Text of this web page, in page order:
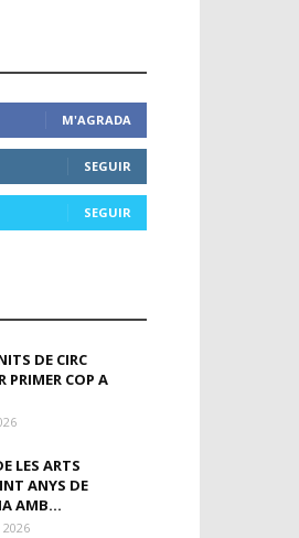
M'AGRADA
SEGUIR
SEGUIR
DE CIRC
PRIMER COP A
LES ARTS
ANYS DE
AMB...